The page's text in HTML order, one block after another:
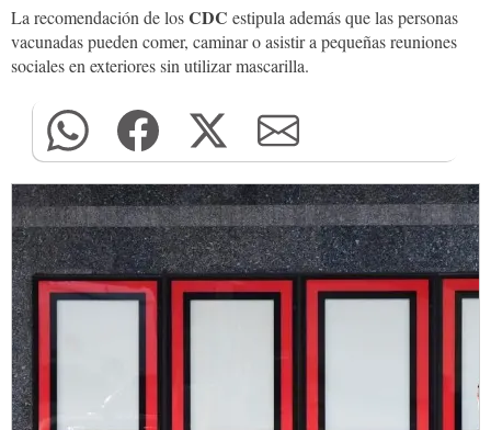
La recomendación de losCDC estipula además que las personas
vacunadas pueden comer, caminar o asistir a pequeñas reuniones
sociales en exteriores sin utilizar mascarilla.